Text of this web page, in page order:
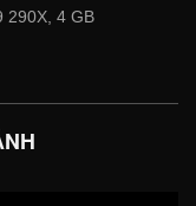
290X, 4 GB